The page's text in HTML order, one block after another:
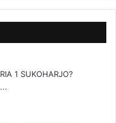
1 SUKOHARJO?